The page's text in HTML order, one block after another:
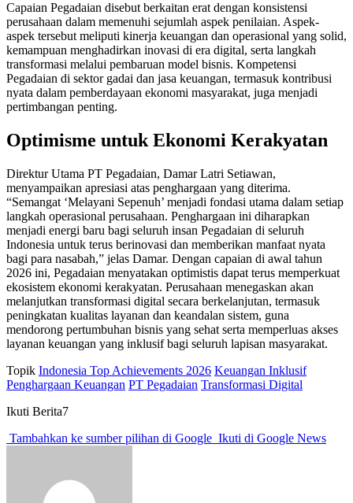
Capaian Pegadaian disebut berkaitan erat dengan konsistensi
perusahaan dalam memenuhi sejumlah aspek penilaian. Aspek-
aspek tersebut meliputi kinerja keuangan dan operasional yang solid,
kemampuan menghadirkan inovasi di era digital, serta langkah
transformasi melalui pembaruan model bisnis. Kompetensi
Pegadaian di sektor gadai dan jasa keuangan, termasuk kontribusi
nyata dalam pemberdayaan ekonomi masyarakat, juga menjadi
pertimbangan penting.
Optimisme untuk Ekonomi Kerakyatan
Direktur Utama PT Pegadaian, Damar Latri Setiawan,
menyampaikan apresiasi atas penghargaan yang diterima.
“Semangat ‘Melayani Sepenuh’ menjadi fondasi utama dalam setiap
langkah operasional perusahaan. Penghargaan ini diharapkan
menjadi energi baru bagi seluruh insan Pegadaian di seluruh
Indonesia untuk terus berinovasi dan memberikan manfaat nyata
bagi para nasabah,” jelas Damar. Dengan capaian di awal tahun
2026 ini, Pegadaian menyatakan optimistis dapat terus memperkuat
ekosistem ekonomi kerakyatan. Perusahaan menegaskan akan
melanjutkan transformasi digital secara berkelanjutan, termasuk
peningkatan kualitas layanan dan keandalan sistem, guna
mendorong pertumbuhan bisnis yang sehat serta memperluas akses
layanan keuangan yang inklusif bagi seluruh lapisan masyarakat.
Topik Indonesia Top Achievements 2026 Keuangan Inklusif
Penghargaan Keuangan PT Pegadaian Transformasi Digital
Ikuti Berita7
Tambahkan ke sumber pilihan di Google Ikuti di Google News